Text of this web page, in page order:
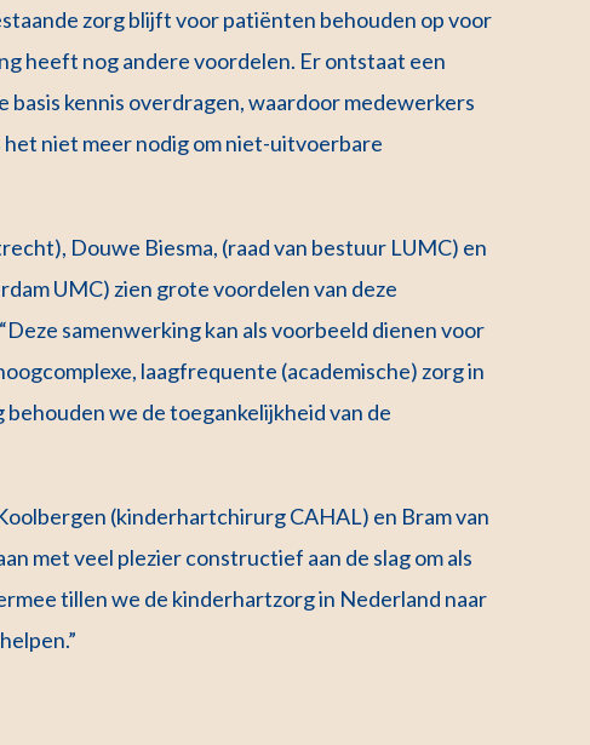
zorg blijft voor patiënten behouden op voor
heeft nog andere voordelen. Er ontstaat een
kennis overdragen, waardoor medewerkers
niet meer nodig om niet-uitvoerbare
Douwe Biesma, (raad van bestuur LUMC) en
UMC) zien grote voordelen van deze
samenwerking kan als voorbeeld dienen voor
laagfrequente (academische) zorg in
we de toegankelijkheid van de
(kinderhartchirurg CAHAL) en Bram van
met veel plezier constructief aan de slag om als
tillen we de kinderhartzorg in Nederland naar